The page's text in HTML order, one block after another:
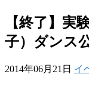
【終了】実
子）ダンス
2014年06月21日 イ